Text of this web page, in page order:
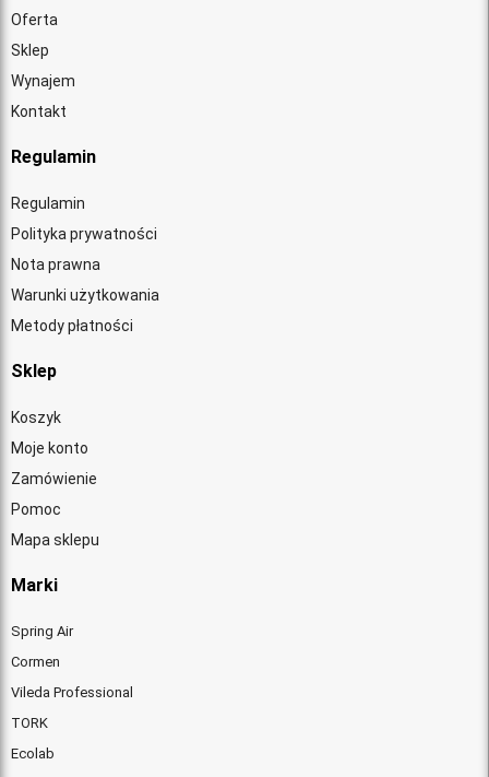
Oferta
Sklep
Wynajem
Kontakt
Regulamin
Regulamin
Polityka prywatności
Nota prawna
Warunki użytkowania
Metody płatności
Sklep
Koszyk
Moje konto
Zamówienie
Pomoc
Mapa sklepu
Marki
Spring Air
Cormen
Vileda Professional
TORK
Ecolab